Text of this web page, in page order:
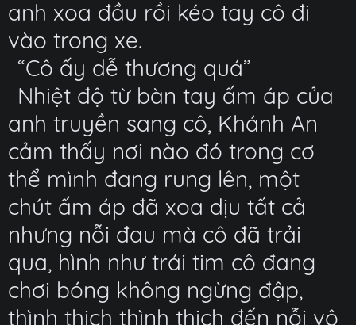
anh xoa đầu rồi kéo tay cô đi
vào trong xe.
“Cô ấy dễ thương quá”
Nhiệt độ từ bàn tay ấm áp của
anh truyền sang cô, Khánh An
cảm thấy nơi nào đó trong cơ
thể mình đang rung lên, một
chút ấm áp đã xoa dịu tất cả
nhưng nỗi đau mà cô đã trải
qua, hình như trái tim cô đang
chơi bóng không ngừng đập,
thình thịch thình thịch đến nỗi vô